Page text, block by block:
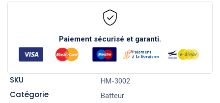
Paiement sécurisé et garanti.
SKU HM-3002
Catégorie Batteur